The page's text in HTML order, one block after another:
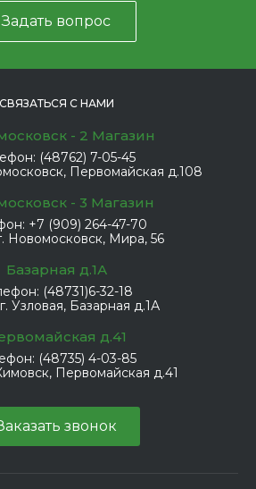
Задать вопрос
СВЯЗАТЬСЯ С НАМИ
- 2 Магазин
(48762) 7-05-45
Первомайская д.108
- 3 Магазин
+7 (909) 264-47-70
Новомосковск, Мира, 56
Базарная д.1А
(48731)6-32-18
г. Узловая, Базарная д.1А
д.41
(48735) 4-03-85
Первомайская д.41
звонок